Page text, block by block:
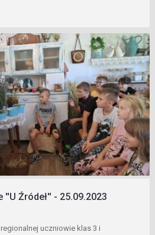
Źródeł'' - 25.09.2023
uczniowie klas 3 i